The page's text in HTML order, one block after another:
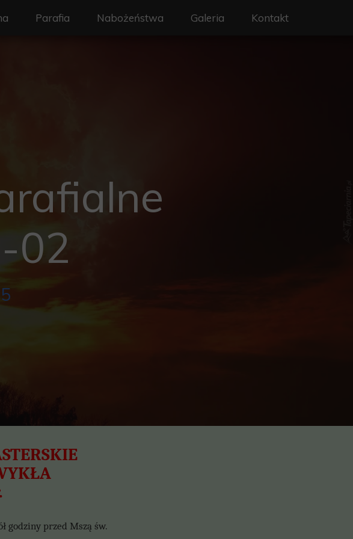
Parafia
Historia
Nabożeństwa Galeria Kontakt
02
godziny przed Mszą św.